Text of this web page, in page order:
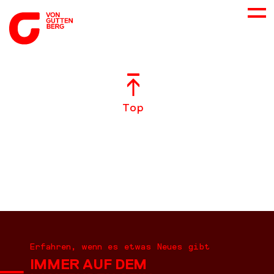
Top
Erfahren, wenn es etwas Neues gibt
IMMER AUF DEM